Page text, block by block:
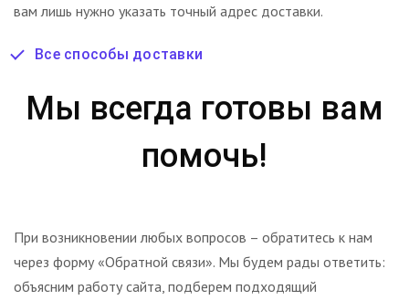
вам лишь нужно указать точный адрес доставки.
Все способы доставки
Мы всегда готовы вам
помочь!
При возникновении любых вопросов – обратитесь к нам
через форму «Обратной связи». Мы будем рады ответить:
объясним работу сайта, подберем подходящий